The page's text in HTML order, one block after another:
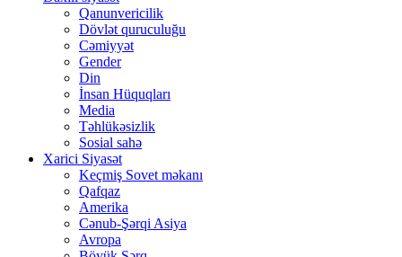
Qanunvericilik
Dövlət quruculuğu
Cəmiyyət
Gender
Din
İnsan Hüquqları
Media
Təhlükəsizlik
Sosial sahə
Xarici Siyasət
Keçmiş Sovet məkanı
Qafqaz
Amerika
Cənub-Şərqi Asiya
Avropa